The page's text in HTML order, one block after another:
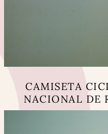
CAMISETA
NACIONAL DE